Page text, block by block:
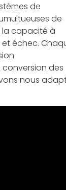
de
de
la capacité à
échec.
des
nous